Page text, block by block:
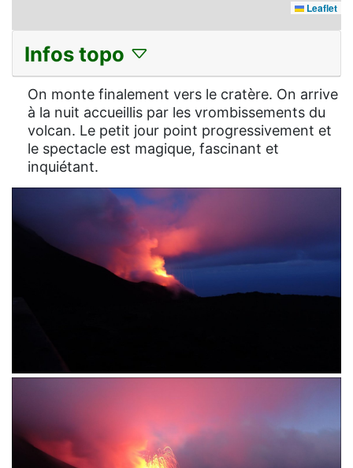
Leaflet
Infos topo
On monte finalement vers le cratère. On arrive
à la nuit accueillis par les vrombissements du
volcan. Le petit jour point progressivement et
le spectacle est magique, fascinant et
inquiétant.